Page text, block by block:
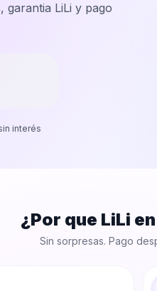
garantia LiLi y pago
interés
¿Por que LiLi en
Sin sorpresas. Pago